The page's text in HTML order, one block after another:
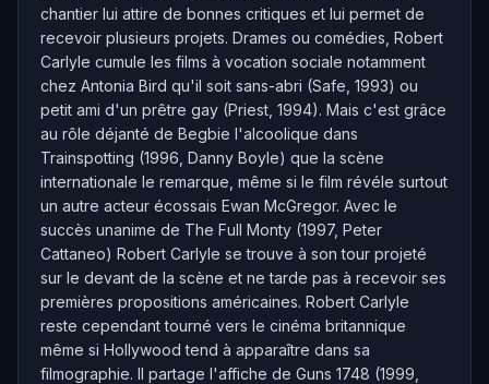
chantier lui attire de bonnes critiques et lui permet de
recevoir plusieurs projets. Drames ou comédies, Robert
Carlyle cumule les films à vocation sociale notamment
chez Antonia Bird qu'il soit sans-abri (Safe, 1993) ou
petit ami d'un prêtre gay (Priest, 1994). Mais c'est grâce
au rôle déjanté de Begbie l'alcoolique dans
Trainspotting (1996, Danny Boyle) que la scène
internationale le remarque, même si le film révéle surtout
un autre acteur écossais Ewan McGregor. Avec le
succès unanime de The Full Monty (1997, Peter
Cattaneo) Robert Carlyle se trouve à son tour projeté
sur le devant de la scène et ne tarde pas à recevoir ses
premières propositions américaines. Robert Carlyle
reste cependant tourné vers le cinéma britannique
même si Hollywood tend à apparaître dans sa
filmographie. Il partage l'affiche de Guns 1748 (1999,